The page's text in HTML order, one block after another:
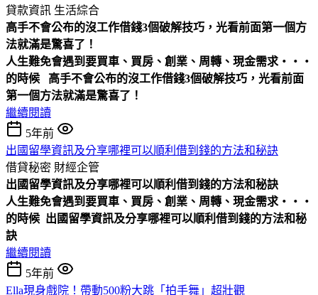
貸款資訊 生活綜合
高手不會公布的沒工作借錢3個破解技巧，光看前面第一個方
法就滿是驚喜了！
人生難免會遇到要買車、買房、創業、周轉、現金需求‧‧‧
的時候
高手不會公布的沒工作借錢3個破解技巧，光看前面
第一個方法就滿是驚喜了！
繼續閱讀
5年前
出國留學資訊及分享哪裡可以順利借到錢的方法和秘訣
借貸秘密 財經企管
出國留學資訊及分享哪裡可以順利借到錢的方法和秘訣
人生難免會遇到要買車、買房、創業、周轉、現金需求‧‧‧
的時候 出國留學資訊及分享哪裡可以順利借到錢的方法和秘
訣
繼續閱讀
5年前
Ella現身戲院！帶動500粉大跳「拍手舞」超壯觀